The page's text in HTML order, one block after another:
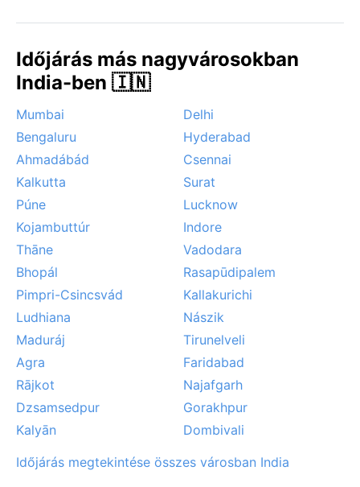
látótávolságot, valamint a nyári hőhullámok, amelyek
kimerítőek lehetnek. A monszun idején a Gangesz
vízszintje megemelkedik, időnként árvizek is
előfordulnak. Varanasi klímája tehát a hindu
a hűvös szárazság egyaránt része a város életének.
Időjárás más nagyvárosokban
India-ben 🇮🇳
Mumbai
Delhi
Bengaluru
Hyderabad
Ahmadábád
Csennai
Kalkutta
Surat
Púne
Lucknow
Kojambuttúr
Indore
Thāne
Vadodara
Bhopál
Rasapūdipalem
Pimpri-Csincsvád
Kallakurichi
Ludhiana
Nászik
Maduráj
Tirunelveli
Agra
Faridabad
Rājkot
Najafgarh
Dzsamsedpur
Gorakhpur
Kalyān
Dombivali
Időjárás megtekintése összes városban India